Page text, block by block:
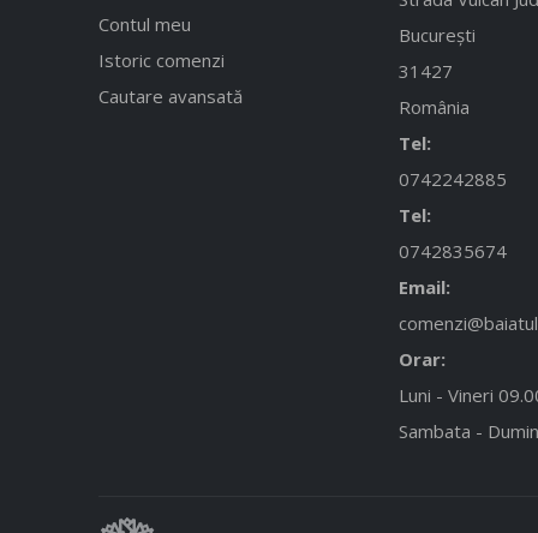
Contul meu
Istoric comenzi
Cautare avansată
București
31427
România
Tel:
0742242885
Tel:
0742835674
Email:
Orar:
Luni - Vineri
Sambata -